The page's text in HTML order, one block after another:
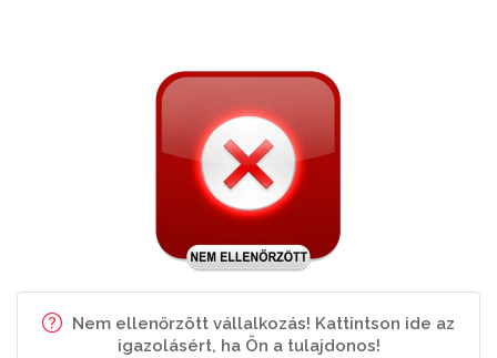
Nem ellenőrzött vállalkozás! Kattintson ide az
igazolásért, ha Ön a tulajdonos!